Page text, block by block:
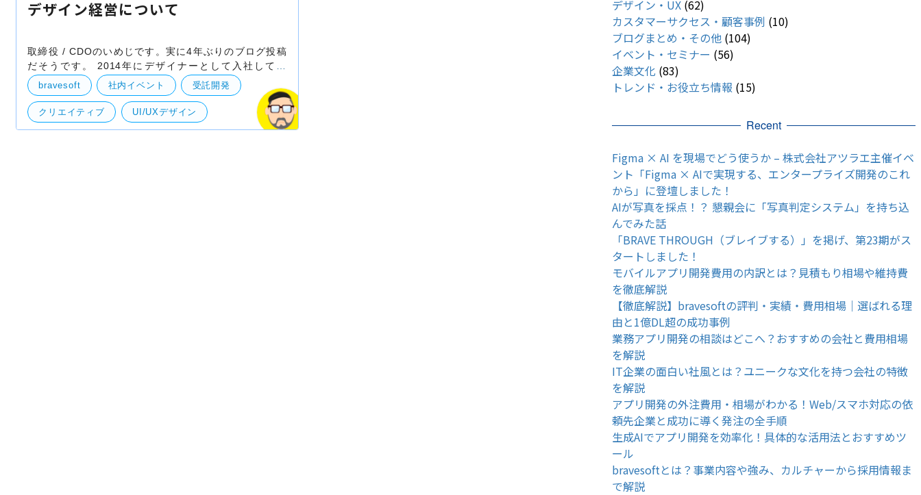
デザイン経営について
取締役 / CDOのいめじです。実に4年ぶりのブログ投稿
だそうです。 2014年にデザイナーとして入社して以
来、UI/UXデザインから自社プロダクト事業のオーナ
ー、現在はクライアントワーク（受託）事業の責任者を
してい
bravesoft 社内イベント 受託開発
クリエイティブ UI/UXデザイン
デザイン・UX (62)
カスタマーサクセス・顧客事例 (10)
ブログまとめ・その他 (104)
イベント・セミナー (56)
企業文化 (83)
トレンド・お役立ち情報 (15)
Recent
Figma × AI を現場でどう使うか – 株式会社アツラエ主催イベ
ント「Figma × AIで実現する、エンタープライズ開発のこれ
から」に登壇しました！
AIが写真を採点！？ 懇親会に「写真判定システム」を持ち込
んでみた話
「BRAVE THROUGH（ブレイブする）」を掲げ、第23期がス
タートしました！
モバイルアプリ開発費用の内訳とは？見積もり相場や維持費
を徹底解説
【徹底解説】bravesoftの評判・実績・費用相場｜選ばれる理
由と1億DL超の成功事例
業務アプリ開発の相談はどこへ？おすすめの会社と費用相場
を解説
IT企業の面白い社風とは？ユニークな文化を持つ会社の特徴
を解説
アプリ開発の外注費用・相場がわかる！Web/スマホ対応の依
頼先企業と成功に導く発注の全手順
生成AIでアプリ開発を効率化！具体的な活用法とおすすめツ
ール
bravesoftとは？事業内容や強み、カルチャーから採用情報ま
で解説